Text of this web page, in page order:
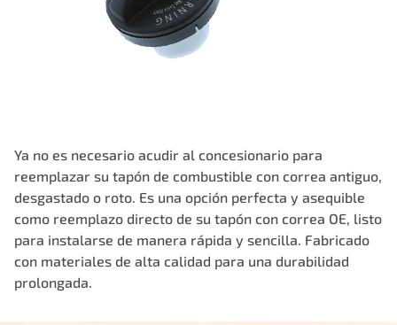
Ya no es necesario acudir al concesionario para
reemplazar su tapón de combustible con correa antiguo,
desgastado o roto. Es una opción perfecta y asequible
como reemplazo directo de su tapón con correa OE, listo
para instalarse de manera rápida y sencilla. Fabricado
con materiales de alta calidad para una durabilidad
prolongada.